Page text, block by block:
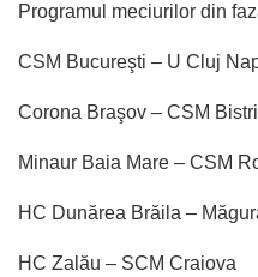
Programul meciurilor din
CSM Bucureşti – U Cluj
Corona Braşov – CSM
Minaur Baia Mare – CSM
HC Dunărea Brăila –
HC Zalău – SCM Craiova